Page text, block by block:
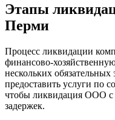
Этапы
Перми
Процесс ликвидации
финансово-
нескольких
предоставить услуги по
чтобы ликвидация ООО с
задержек.